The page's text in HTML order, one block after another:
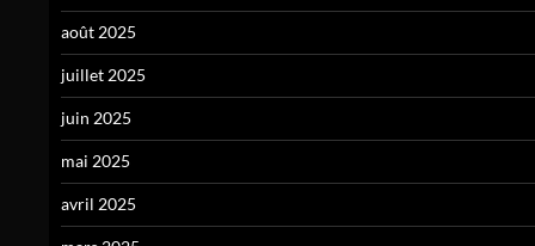
août 2025
juillet 2025
juin 2025
mai 2025
avril 2025